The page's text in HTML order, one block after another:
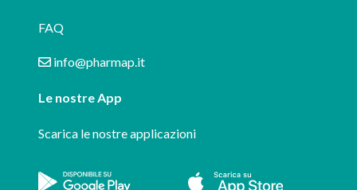
FAQ
info@pharmap.it
Le nostre App
Scarica le nostre applicazioni